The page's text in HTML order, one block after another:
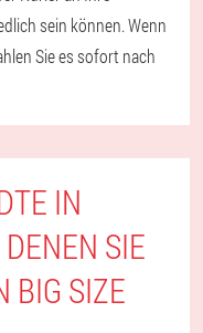
sein können. Wenn
Sie es sofort nach
IN
SIE
BIG SIZE